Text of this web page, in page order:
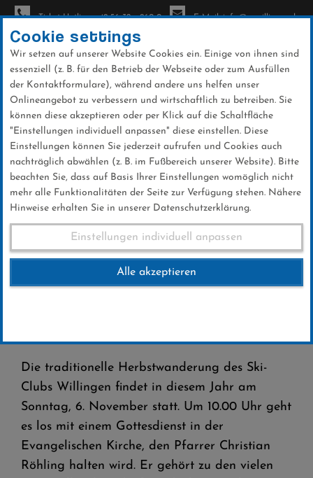
Direkt
zum
Inhalt
Ticket-Hotline: +49 56 32 - 960-0 E-Mail: info@sc-willingen.de
Herbstwanderung 2016
Herbstwanderung 2016
06.NOVEMBER 2016
Die traditionelle Herbstwanderung des Ski-
Clubs Willingen findet in diesem Jahr am
Sonntag, 6. November statt. Um 10.00 Uhr geht
es los mit einem Gottesdienst in der
Evangelischen Kirche, den Pfarrer Christian
Röhling halten wird. Er gehört zu den vielen
Cookie settings
Wir setzen auf unserer Website Cookies ein. Einige von ihnen sind
essenziell (z. B. für den Betrieb der Webseite oder zum Ausfüllen
der Kontaktformulare), während andere uns helfen unser
Onlineangebot zu verbessern und wirtschaftlich zu betreiben. Sie
können diese akzeptieren oder per Klick auf die Schaltfläche
"Einstellungen individuell anpassen" diese einstellen. Diese
Einstellungen können Sie jederzeit aufrufen und Cookies auch
nachträglich abwählen (z. B. im Fußbereich unserer Website). Bitte
beachten Sie, dass auf Basis Ihrer Einstellungen womöglich nicht
mehr alle Funktionalitäten der Seite zur Verfügung stehen. Nähere
Hinweise erhalten Sie in unserer Datenschutzerklärung.
Einstellungen individuell anpassen
Alle akzeptieren